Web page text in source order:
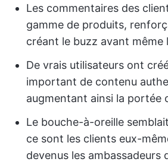
Les commentaires des
gamme de produits,
créant le buzz avant même
De vrais utilisateurs ont
important de contenu
augmentant ainsi la portée
Le bouche-à-oreille
ce sont les clients eux-
devenus les ambassadeurs